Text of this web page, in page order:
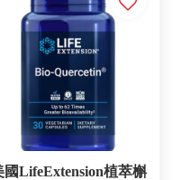
國LifeExtension植萃槲